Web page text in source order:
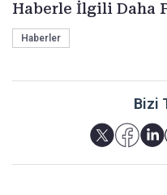
Haberle İlgili Daha
Haberler
Bizi